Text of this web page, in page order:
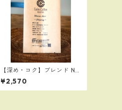
【深め・コク】ブレンド No.
1 Strong300g：人気No1の
スマトラタイガーと高品質
なエチオピアゴヨを贅沢に
¥2,570